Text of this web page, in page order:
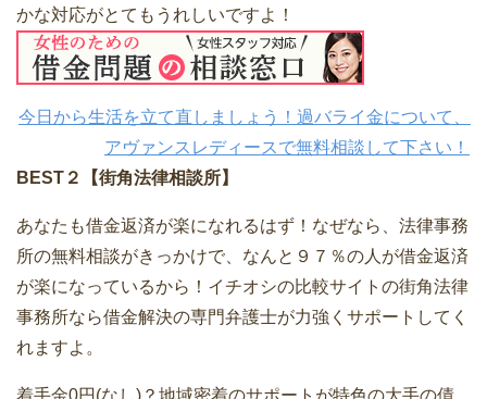
かな対応がとてもうれしいですよ！
今日から生活を立て直しましょう！過バライ金について、
アヴァンスレディースで無料相談して下さい！
BEST２【街角法律相談所】
あなたも借金返済が楽になれるはず！なぜなら、法律事務
所の無料相談がきっかけで、なんと９７％の人が借金返済
が楽になっているから！イチオシの比較サイトの街角法律
事務所なら借金解決の専門弁護士が力強くサポートしてく
れますよ。